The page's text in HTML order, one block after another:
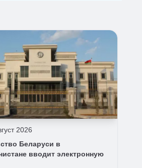
2026
Беларуси в
вводит электронную